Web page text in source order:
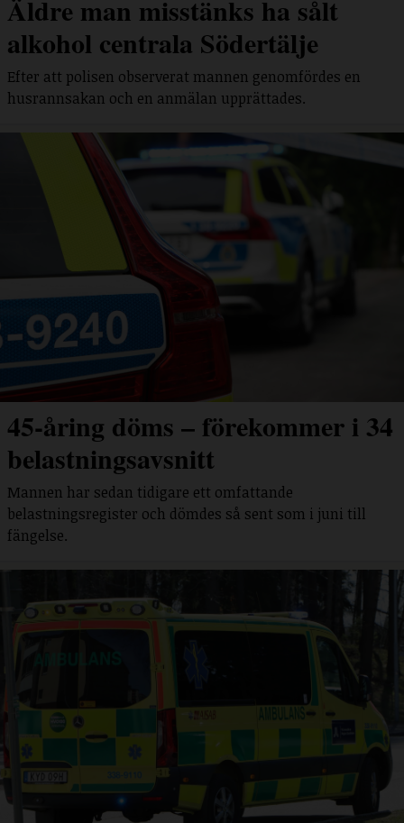
Äldre man misstänks ha sålt
alkohol centrala Södertälje
Efter att polisen observerat mannen genomfördes en
husrannsakan och en anmälan upprättades.
45-åring döms – förekommer i 34
belastningsavsnitt
Mannen har sedan tidigare ett omfattande
belastningsregister och dömdes så sent som i juni till
fängelse.